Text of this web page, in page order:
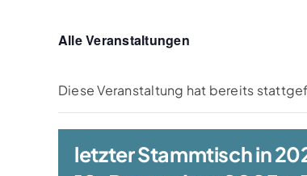
Alle Veranstaltungen
Diese Veranstaltung hat bereits
letzter Stammtisch in